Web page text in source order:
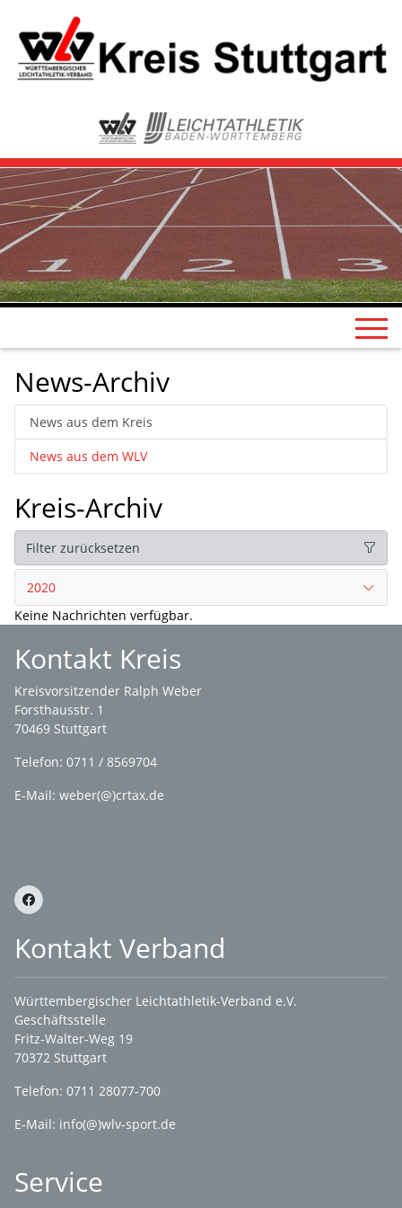
News-Archiv
News aus dem Kreis
News aus dem WLV
Kreis-Archiv
Filter zurücksetzen
2020
Keine Nachrichten verfügbar.
Kontakt Kreis
Kreisvorsitzender Ralph Weber
Forsthausstr. 1
70469 Stuttgart
Telefon: 0711 / 8569704
E-Mail: weber(@)crtax.de
Kontakt Verband
Württembergischer Leichtathletik-Verband e.V.
Geschäftsstelle
Fritz-Walter-Weg 19
70372 Stuttgart
Telefon: 0711 28077-700
E-Mail: info(@)wlv-sport.de
Service